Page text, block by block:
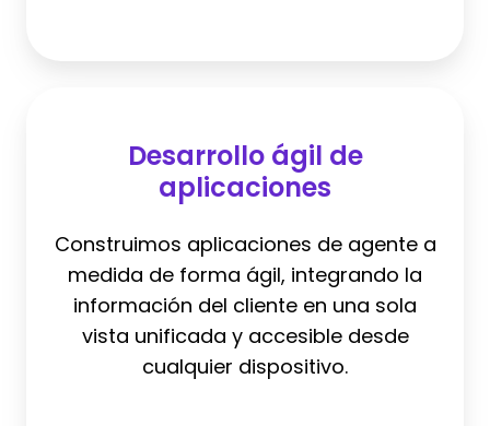
Desarrollo ágil de
aplicaciones
Construimos aplicaciones de agente a
medida de forma ágil, integrando la
información del cliente en una sola
vista unificada y accesible desde
cualquier dispositivo.
ágil
de
aplicaciones